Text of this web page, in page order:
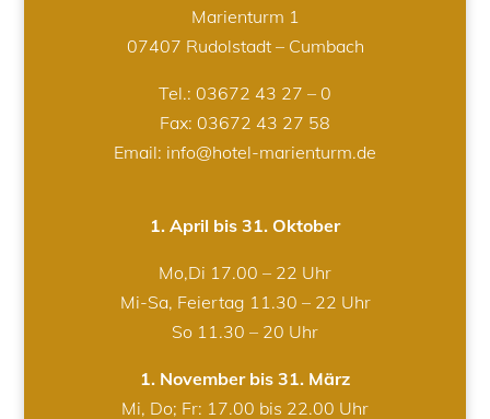
Marienturm 1
07407 Rudolstadt – Cumbach
Tel.: 03672 43 27 – 0
Fax: 03672 43 27 58
Email: info@hotel-marienturm.de
1. April bis 31. Oktober
Mo,Di 17.00 – 22 Uhr
Mi-Sa, Feiertag 11.30 – 22 Uhr
So 11.30 – 20 Uhr
1. November bis 31. März
Mi, Do; Fr: 17.00 bis 22.00 Uhr